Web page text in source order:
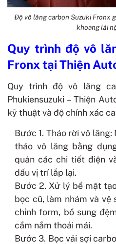
Độ vô lăng carbon Suzuki Fronx
khoang lái
Quy trình độ vô
Fronx tại Thiện
Quy trình độ vô lăng
Phukiensuzuki – Thiện
kỹ thuật và độ chính xác
Bước 1. Tháo rời vô
tháo vô lăng bằng
quản các chi tiết điện
dấu vị trí lắp lại.
Bước 2. Xử lý bề mặt
bọc cũ, làm nhám và vệ
chỉnh form, bổ sung
cầm nắm thoải mái.
Bước 3. Bọc vải sợi